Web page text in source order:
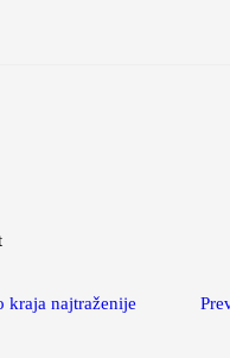
kraja najtraženije